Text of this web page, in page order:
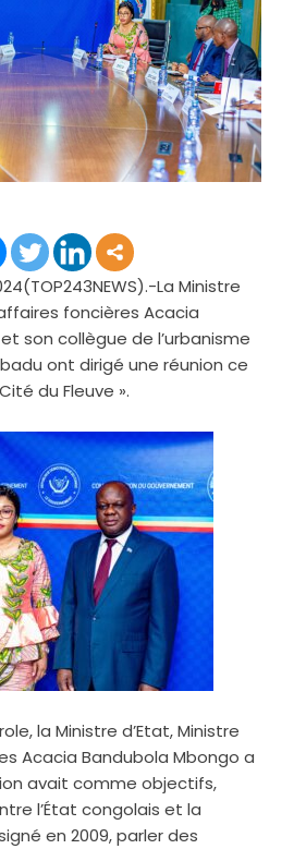
La Ministre
foncières Acacia
son collègue de l’urbanisme
ont dirigé une réunion ce
du Fleuve ».
la Ministre d’Etat, Ministre
Acacia Bandubola Mbongo a
avait comme objectifs,
l’État congolais et la
en 2009, parler des